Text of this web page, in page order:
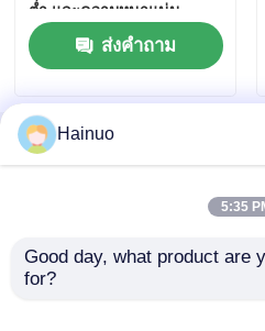
ผลิตภัณฑ์
ต่ำ และความหนาแน่น
ปริมาตร 0.30 ถึง 0.34
สำหรับการใช้งานใน
ส่งคำถาม
บ้าน
แผนผังเว็บไซต์
นโยบ
คุณภาพไมโครสเฟียร์แก้วก
Hainuo
5:35
Good day, what product are
for?